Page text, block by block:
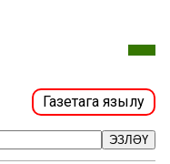
Газетага язылу
ЭЗЛӘҮ